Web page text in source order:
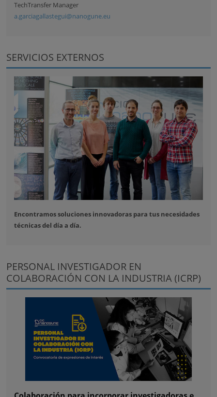
TechTransfer Manager
a.garciagallastegui@nanogune.eu
SERVICIOS EXTERNOS
Encontramos soluciones innovadoras para tus necesidades
técnicas del día a día.
PERSONAL INVESTIGADOR EN
COLABORACIÓN CON LA INDUSTRIA (ICRP)